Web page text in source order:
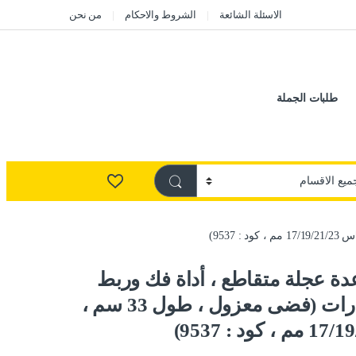
الاسئلة الشائعة الشروط والاحكام من نحن
طلبات الجملة
عجلة متقاطع ، أداة فك وربط
اطارات السيارات (فضى معزول ، طول 33 سم ،